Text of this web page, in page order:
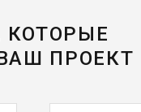
КОТОРЫЕ
ПРОЕКТ